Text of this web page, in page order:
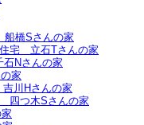
船橋Sさんの家
宅＿立石Tさんの家
石Nさんの家
家
川Hさんの家
四つ木Sさんの家